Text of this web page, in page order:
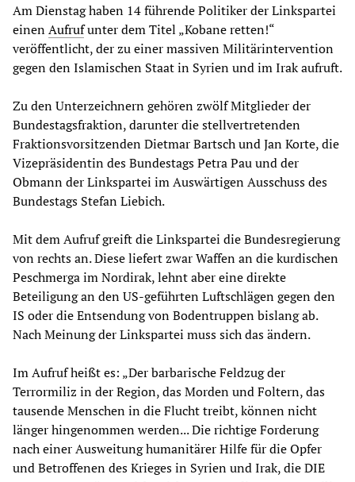
Am Dienstag haben 14 führende Politiker der Linkspartei
einenAufrufunter dem Titel „Kobane retten!“
veröffentlicht, der zu einer massiven Militärintervention
gegen den Islamischen Staat in Syrien und im Irak aufruft.
Zu den Unterzeichnern gehören zwölf Mitglieder der
Bundestagsfraktion, darunter die stellvertretenden
Fraktionsvorsitzenden Dietmar Bartsch und Jan Korte, die
Vizepräsidentin des Bundestags Petra Pau und der
Obmann der Linkspartei im Auswärtigen Ausschuss des
Bundestags Stefan Liebich.
Mit dem Aufruf greift die Linkspartei die Bundesregierung
von rechts an. Diese liefert zwar Waffen an die kurdischen
Peschmerga im Nordirak, lehnt aber eine direkte
Beteiligung an den US-geführten Luftschlägen gegen den
IS oder die Entsendung von Bodentruppen bislang ab.
Nach Meinung der Linkspartei muss sich das ändern.
Im Aufruf heißt es: „Der barbarische Feldzug der
Terrormiliz in der Region, das Morden und Foltern, das
tausende Menschen in die Flucht treibt, können nicht
länger hingenommen werden... Die richtige Forderung
nach einer Ausweitung humanitärer Hilfe für die Opfer
und Betroffenen des Krieges in Syrien und Irak, die DIE